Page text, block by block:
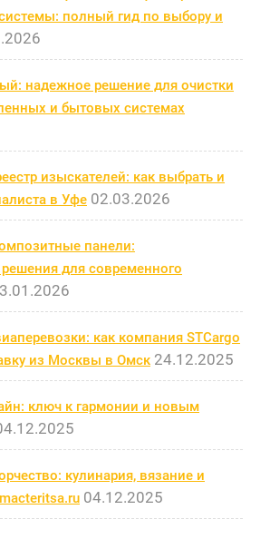
полный гид по выбору и
надежное решение для очистки
и бытовых системах
изыскателей: как выбрать и
в Уфе 02.03.2026
панели:
для современного
как компания STCargo
из Москвы в Омск 24.12.2025
ключ к гармонии и новым
кулинария, вязание и
04.12.2025